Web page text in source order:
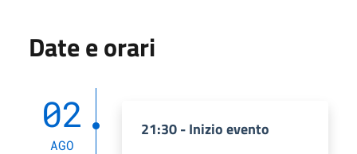
Date e orari
02
AGO
21:30 - Inizio evento